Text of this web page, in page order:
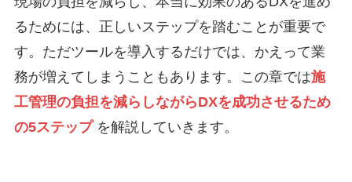
るためには、正しいステップを踏むことが重要で
す。ただツールを導入するだけでは、かえって業
務が増えてしまうこともあります。この章では施
工管理の負担を減らしながらDXを成功させるため
の5ステップを解説していきます。